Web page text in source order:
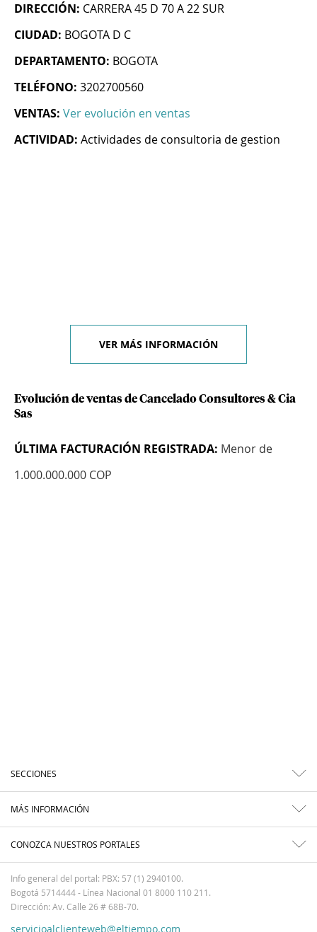
DIRECCIÓN: CARRERA 45 D 70 A 22 SUR
CIUDAD: BOGOTA D C
DEPARTAMENTO: BOGOTA
TELÉFONO: 3202700560
VENTAS: Ver evolución en ventas
ACTIVIDAD: Actividades de consultoria de gestion
VER MÁS INFORMACIÓN
Evolución de ventas de Cancelado Consultores & Cia
Sas
ÚLTIMA FACTURACIÓN REGISTRADA: Menor de
1.000.000.000 COP
SECCIONES
MÁS INFORMACIÓN
CONOZCA NUESTROS PORTALES
Info general del portal: PBX: 57 (1) 2940100.
Bogotá 5714444 - Línea Nacional 01 8000 110 211.
Dirección: Av. Calle 26 # 68B-70.
servicioalclienteweb@eltiempo.com